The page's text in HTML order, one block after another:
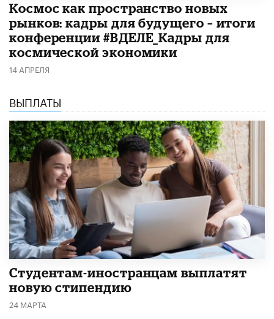
Космос как пространство новых
рынков: кадры для будущего – итоги
конференции #ВДЕЛЕ_Кадры для
космической экономики
14 АПРЕЛЯ
ВЫПЛАТЫ
Студентам-иностранцам выплатят
новую стипендию
24 МАРТА